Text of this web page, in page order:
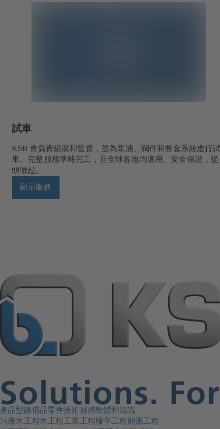
試車
KSB 會負責組裝和監督，並為泵浦、閥件和整套系統進行試
車。完整服務準時完工，且全球各地均適用。安全保證，從
頭做起。
顯示服務
產品型錄備品零件技術服務軟體和知識
污廢水工程水工程工業工程樓宇工程能源工程